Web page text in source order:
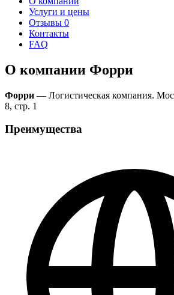
Услуги и цены
Отзывы 0
Контакты
FAQ
О компании Форри
Форри — Логистическая компания.
8, стр. 1
Преимущества